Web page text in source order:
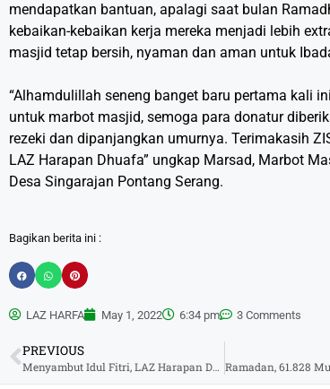
mendapatkan bantuan, apalagi saat bulan
kebaikan-kebaikan kerja mereka menjadi lebih
masjid tetap bersih, nyaman dan aman untuk
“Alhamdulillah seneng banget baru pertama kali
untuk marbot masjid, semoga para donatur
rezeki dan dipanjangkan umurnya. Terimakasih
LAZ Harapan Dhuafa” ungkap Marsad, Marbot
Desa Singarajan Pontang Serang.
Bagikan berita ini :
LAZ HARFA May 1, 2022 6:34 pm 3 Comments
PREVIOUS
Menyambut Idul Fitri, LAZ Harapan Dhuafa Adakan Belanja Bareng Yatim